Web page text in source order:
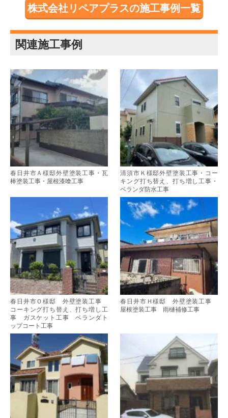
株式会社リペアプラスの施工事例一覧
関連施工事例
春日井市Ａ様邸外壁塗装工事・瓦
棒塗装工事・屋根漆喰工事
清須市Ｋ様邸外壁塗装工事・コー
キング打ち替え、打ち増し工事・
ベランダ防水工事
春日井市Ｏ様邸 外壁塗装工事
コーキング打ち替え、打ち増し工
事 ガスケット工事 ベランダト
ップコート工事
春日井市Ｈ様邸 外壁塗装工事
屋根塗装工事 雨樋補修工事